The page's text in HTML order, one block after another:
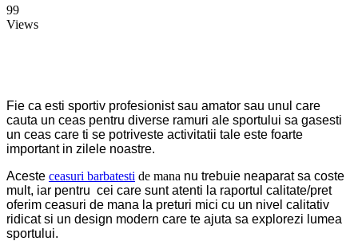
99
Views
Fie ca esti sportiv profesionist sau amator sau unul care
cauta un ceas pentru diverse ramuri ale sportului sa gasesti
un ceas care ti se potriveste activitatii tale este foarte
important in zilele noastre.
Aceste ceasuri barbatesti de mana nu trebuie neaparat sa coste
mult, iar pentru cei care sunt atenti la raportul calitate/pret
oferim ceasuri de mana la preturi mici cu un nivel calitativ
ridicat si un design modern care te ajuta sa explorezi lumea
sportului.